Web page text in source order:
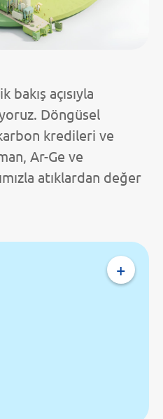
bakış açısıyla
Döngüsel
kredileri ve
Ar-Ge ve
atıklardan değer
+